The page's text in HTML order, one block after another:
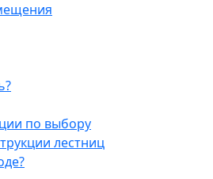
по выбору
лестниц